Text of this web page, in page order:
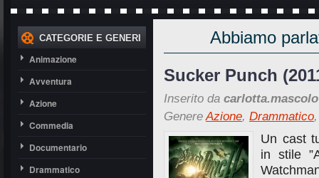
THRILLER
CATEGORIE E GENERI
Animazione
Avventura
Azione
Commedia
Documentario
Drammatico
Abbiamo
Sucker Punch
Inserito da carlotta.mascolo
GenereAzione, Drammatico
Un cast
in stile